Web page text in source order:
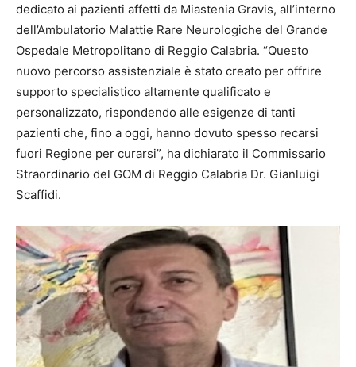
dedicato ai pazienti affetti da Miastenia Gravis, all’interno
dell’Ambulatorio Malattie Rare Neurologiche del Grande
Ospedale Metropolitano di Reggio Calabria. “Questo
nuovo percorso assistenziale è stato creato per offrire
supporto specialistico altamente qualificato e
personalizzato, rispondendo alle esigenze di tanti
pazienti che, fino a oggi, hanno dovuto spesso recarsi
fuori Regione per curarsi”, ha dichiarato il Commissario
Straordinario del GOM di Reggio Calabria Dr. Gianluigi
Scaffidi.